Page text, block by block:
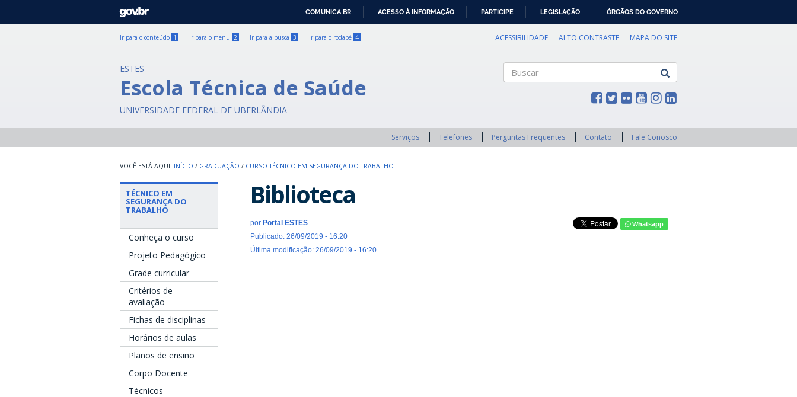
GOVBR
COMUNICA BR ACESSO À INFORMAÇÃO PARTICIPE LEGISLAÇÃO ÓRGÃOS DO GOVERNO
Ir para o conteúdo 1 Ir para o menu 2 Ir para a busca 3 Ir para o rodapé 4 ACESSIBILIDADE ALTO CONTRASTE MAPA DO SITE
ESTES
Escola Técnica de Saúde
UNIVERSIDADE FEDERAL DE UBERLÂNDIA
Serviços Telefones Perguntas Frequentes Contato Fale Conosco
INÍCIO / GRADUAÇÃO / CURSO TÉCNICO EM SEGURANÇA DO TRABALHO
TÉCNICO EM
SEGURANÇA DO
TRABALHO
Conheça o curso
Projeto Pedagógico
Grade curricular
Critérios de
avaliação
Fichas de disciplinas
Horários de aulas
Planos de ensino
Corpo Docente
Técnicos
Biblioteca
por Portal ESTES
Publicado: 26/09/2019 - 16:20
Última modificação: 26/09/2019 - 16:20
Whatsapp